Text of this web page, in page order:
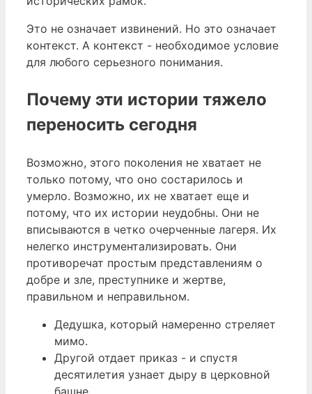
Это не означает извинений. Но это означает
контекст. А контекст - необходимое условие
для любого серьезного понимания.
Почему эти истории тяжело
переносить сегодня
Возможно, этого поколения не хватает не
только потому, что оно состарилось и
умерло. Возможно, их не хватает еще и
потому, что их истории неудобны. Они не
вписываются в четко очерченные лагеря. Их
нелегко инструментализировать. Они
противоречат простым представлениям о
добре и зле, преступнике и жертве,
правильном и неправильном.
Дедушка, который намеренно стреляет
мимо.
Другой отдает приказ - и спустя
десятилетия узнает дыру в церковной
башне.